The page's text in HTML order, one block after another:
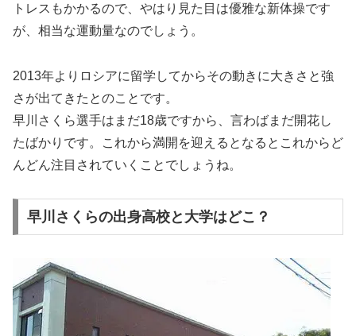
トレスもかかるので、やはり見た目は優雅な新体操です
が、相当な運動量なのでしょう。
2013年よりロシアに留学してからその動きに大きさと強
さが出てきたとのことです。
早川さくら選手はまだ18歳ですから、言わばまだ開花し
たばかりです。これから満開を迎えるとなるとこれからど
んどん注目されていくことでしょうね。
早川さくらの出身高校と大学はどこ？